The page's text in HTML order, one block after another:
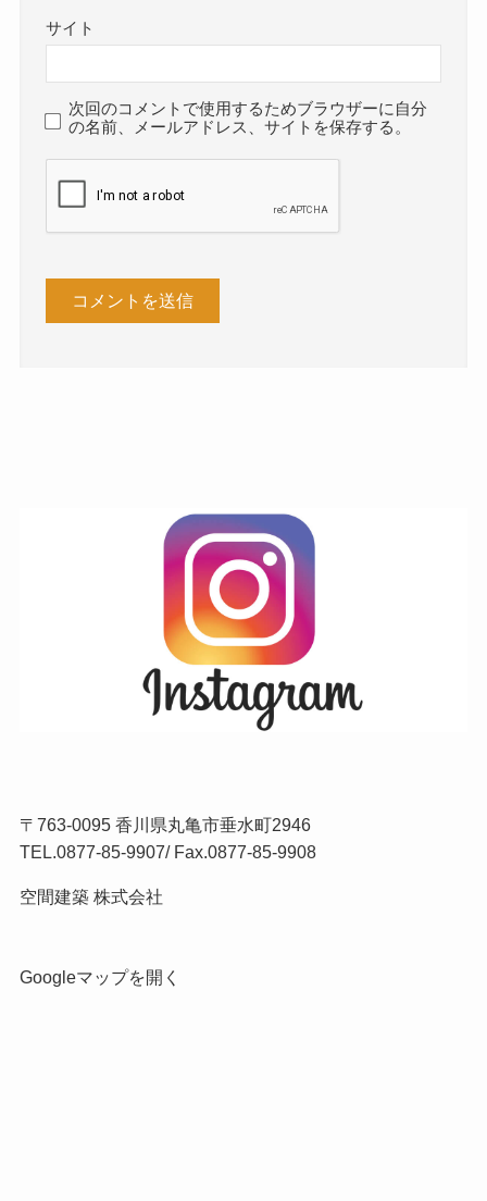
サイト
次回のコメントで使用するためブラウザーに自分
の名前、メールアドレス、サイトを保存する。
〒763-0095 香川県丸亀市垂水町2946
TEL.0877-85-9907/ Fax.0877-85-9908
空間建築 株式会社
Googleマップを開く